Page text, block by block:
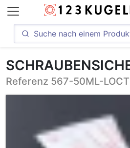
Referenz 567-50ML-